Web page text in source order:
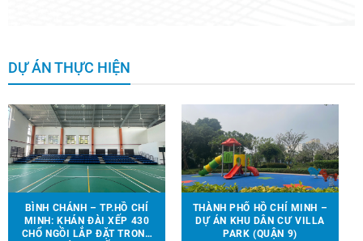
DỰ ÁN THỰC HIỆN
BÌNH CHÁNH – TP.HỒ CHÍ
MINH: KHÁN ĐÀI XẾP 430
CHỔ NGỒI LẮP ĐẶT TRONG
THÀNH PHỐ HỒ CHÍ MINH –
DỰ ÁN KHU DÂN CƯ VILLA
PARK (QUẬN 9)